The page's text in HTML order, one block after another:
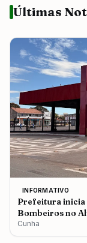
Últimas
INFORMATIVO
Prefeitura inicia
Bombeiros no
Cunha